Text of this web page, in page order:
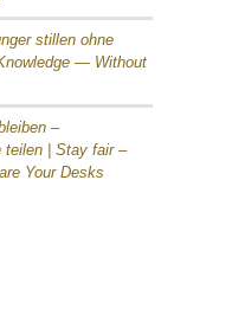
stillen ohne
— Without
–
| Stay fair –
Your Desks